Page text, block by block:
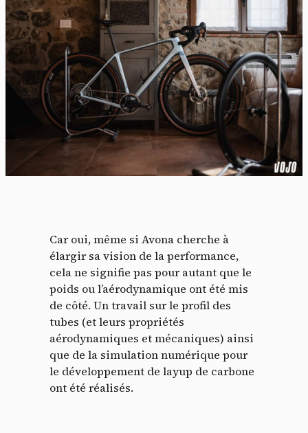
Car oui, même si Avona cherche à
élargir sa vision de la performance,
cela ne signifie pas pour autant que le
poids ou l’aérodynamique ont été mis
de côté. Un travail sur le profil des
tubes (et leurs propriétés
aérodynamiques et mécaniques) ainsi
que de la simulation numérique pour
le développement de layup de carbone
ont été réalisés.